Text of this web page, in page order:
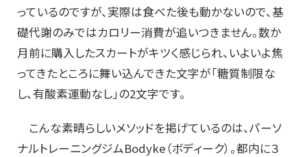
っているのですが、実際は食べた後も動かないので、基
礎代謝のみではカロリー消費が追いつきません。数か
月前に購入したスカートがキツく感じられ、いよいよ焦
ってきたところに舞い込んできた文字が「糖質制限な
し、有酸素運動なし」の2文字です。
こんな素晴らしいメソッドを掲げているのは、パーソ
ナルトレーニングジムBodyke（ボディーク）。都内に３